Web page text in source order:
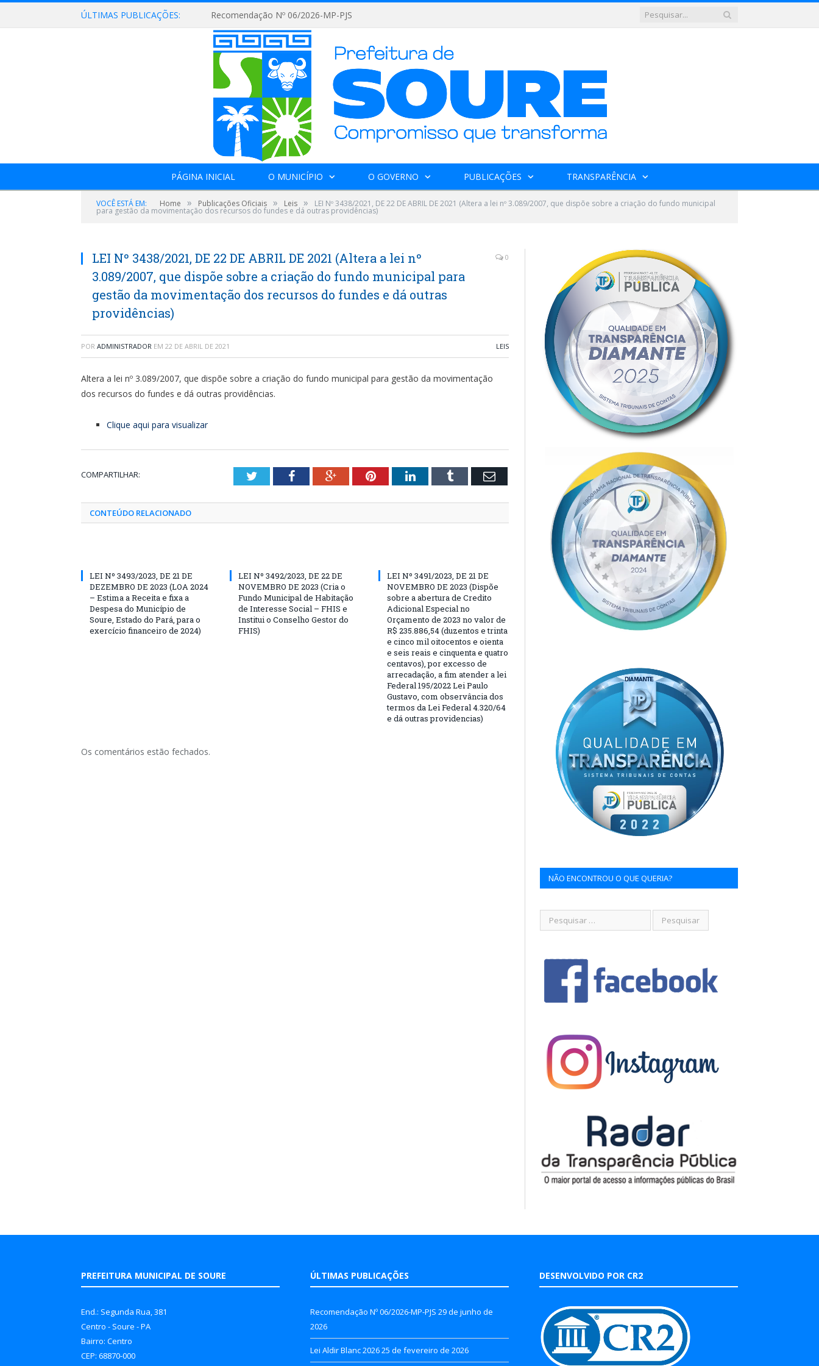
ÚLTIMAS PUBLICAÇÕES: Recomendação Nº 06/2026-MP-PJS
PÁGINA INICIAL O MUNICÍPIO O GOVERNO PUBLICAÇÕES TRANSPARÊNCIA
VOCÊ ESTÁ EM: Home » Publicações Oficiais » Leis » LEI Nº 3438/2021, DE 22 DE ABRIL DE 2021 (Altera a lei nº 3.089/2007, que dispõe sobre a criação do fundo municipal
para gestão da movimentação dos recursos do fundes e dá outras providências)
LEI Nº 3438/2021, DE 22 DE ABRIL DE 2021 (Altera a lei nº
3.089/2007, que dispõe sobre a criação do fundo municipal para
gestão da movimentação dos recursos do fundes e dá outras
providências)
0
POR ADMINISTRADOR EM 22 DE ABRIL DE 2021 LEIS
Altera a lei nº 3.089/2007, que dispõe sobre a criação do fundo municipal para gestão da movimentação
dos recursos do fundes e dá outras providências.
Clique aqui para visualizar
COMPARTILHAR: TwitterFacebookGoogle+PinterestLinkedInTumblr Email
CONTEÚDO RELACIONADO
LEI Nº 3493/2023, DE 21 DE
DEZEMBRO DE 2023 (LOA 2024
– Estima a Receita e fixa a
Despesa do Município de
Soure, Estado do Pará, para o
exercício financeiro de 2024)
LEI Nº 3492/2023, DE 22 DE
NOVEMBRO DE 2023 (Cria o
Fundo Municipal de Habitação
de Interesse Social – FHIS e
Institui o Conselho Gestor do
FHIS)
LEI Nº 3491/2023, DE 21 DE
NOVEMBRO DE 2023 (Dispõe
sobre a abertura de Credito
Adicional Especial no
Orçamento de 2023 no valor de
R$ 235.886,54 (duzentos e trinta
e cinco mil oitocentos e oienta
e seis reais e cinquenta e quatro
centavos), por excesso de
arrecadação, a fim atender a lei
Federal 195/2022 Lei Paulo
Gustavo, com observância dos
termos da Lei Federal 4.320/64
e dá outras providencias)
Os comentários estão fechados.
NÃO ENCONTROU O QUE QUERIA?
PREFEITURA MUNICIPAL DE SOURE
End.: Segunda Rua, 381
Centro - Soure - PA
Bairro: Centro
CEP: 68870-000
ÚLTIMAS PUBLICAÇÕES
Recomendação Nº 06/2026-MP-PJS 29 de junho de
2026
Lei Aldir Blanc 202625 de fevereiro de 2026
DESENVOLVIDO POR CR2